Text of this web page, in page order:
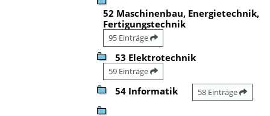
52 Maschinenbau, Energietechnik,
Fertigungstechnik
95 Einträge
53 Elektrotechnik
59 Einträge
54 Informatik 58 Einträge